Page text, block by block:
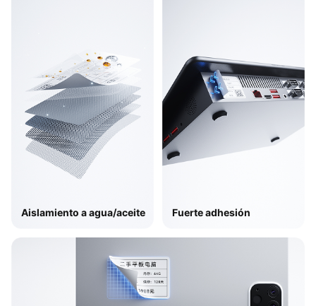
Aislamiento a agua/aceite​ Fuerte adhesión​